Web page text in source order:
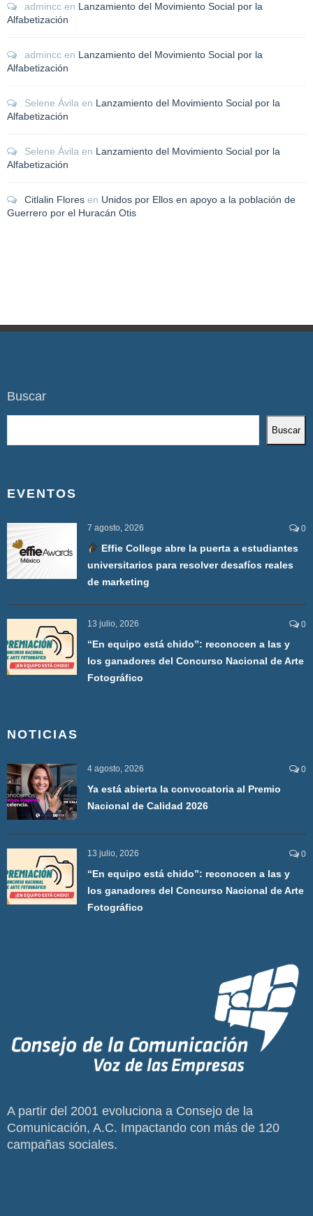
admincc en Lanzamiento del Movimiento Social por la
Alfabetización
admincc en Lanzamiento del Movimiento Social por la
Alfabetización
Selene Ávila en Lanzamiento del Movimiento Social por la
Alfabetización
Selene Ávila en Lanzamiento del Movimiento Social por la
Alfabetización
Citlalin Flores en Unidos por Ellos en apoyo a la población de
Guerrero por el Huracán Otis
Buscar
Buscar
EVENTOS
7 agosto, 2026 0
Effie College abre la puerta a estudiantes
universitarios para resolver desafíos reales
de marketing
13 julio, 2026 0
“En equipo está chido”: reconocen a las y
los ganadores del Concurso Nacional de Arte
Fotográfico
NOTICIAS
4 agosto, 2026 0
Ya está abierta la convocatoria al Premio
Nacional de Calidad 2026
13 julio, 2026 0
“En equipo está chido”: reconocen a las y
los ganadores del Concurso Nacional de Arte
Fotográfico
A partir del 2001 evoluciona a Consejo de la
Comunicación, A.C. Impactando con más de 120
campañas sociales.